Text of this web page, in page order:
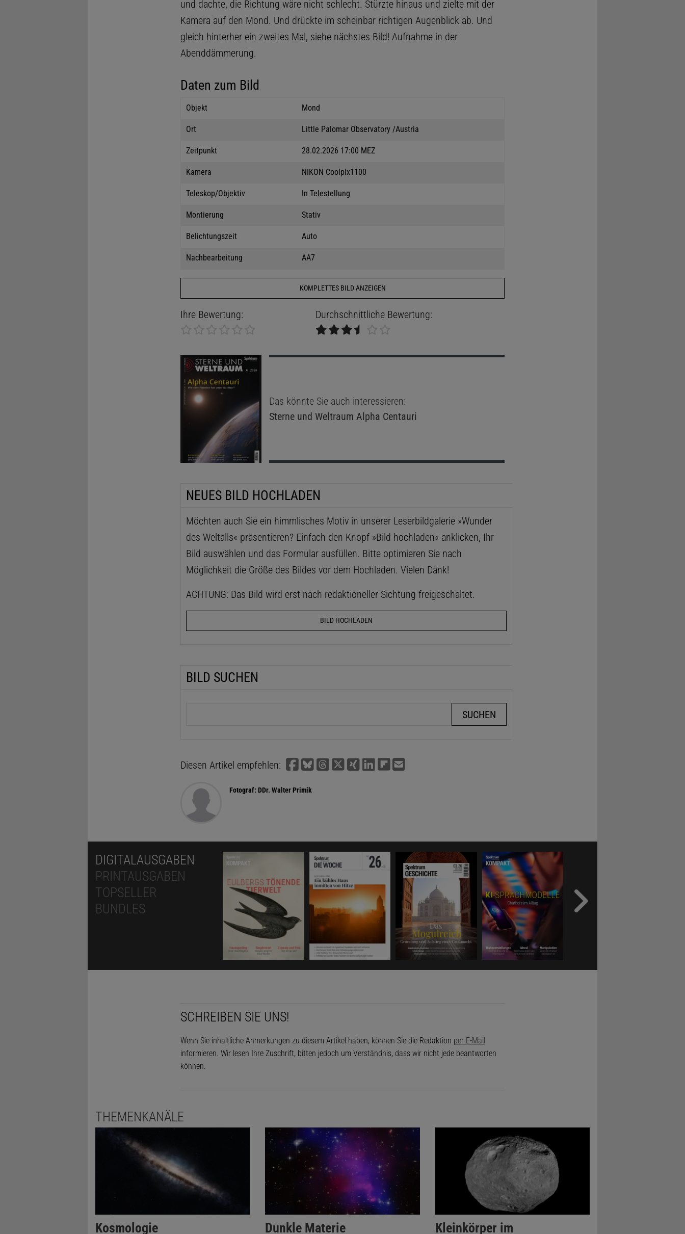
und dachte, die Richtung wäre nicht schlecht. Stürzte hinaus und zielte mit der
Kamera auf den Mond. Und drückte im scheinbar richtigen Augenblick ab. Und
gleich hinterher ein zweites Mal, siehe nächstes Bild! Aufnahme in der
Abenddämmerung.
Daten zum Bild
Objekt Mond
Ort Little Palomar Observatory /Austria
Zeitpunkt 28.02.2026 17:00 MEZ
Kamera NIKON Coolpix1100
Teleskop/Objektiv In Telestellung
Montierung Stativ
Belichtungszeit Auto
Nachbearbeitung AA7
KOMPLETTES BILD ANZEIGEN
Ihre Bewertung: Durchschnittliche Bewertung:
Das könnte Sie auch interessieren:
Sterne und Weltraum Alpha Centauri
NEUES BILD HOCHLADEN
Möchten auch Sie ein himmlisches Motiv in unserer Leserbildgalerie »Wunder
des Weltalls« präsentieren? Einfach den Knopf »Bild hochladen« anklicken, Ihr
Bild auswählen und das Formular ausfüllen. Bitte optimieren Sie nach
Möglichkeit die Größe des Bildes vor dem Hochladen. Vielen Dank!
ACHTUNG: Das Bild wird erst nach redaktioneller Sichtung freigeschaltet.
BILD HOCHLADEN
BILD SUCHEN
Diesen Artikel empfehlen:
Fotograf: DDr. Walter Primik
DIGITALAUSGABEN
PRINTAUSGABEN
TOPSELLER
BUNDLES
SCHREIBEN SIE UNS!
Wenn Sie inhaltliche Anmerkungen zu diesem Artikel haben, können Sie die Redaktion per E-Mail
informieren. Wir lesen Ihre Zuschrift, bitten jedoch um Verständnis, dass wir nicht jede beantworten
können.
THEMENKANÄLE
Kosmologie Dunkle Materie Kleinkörper im